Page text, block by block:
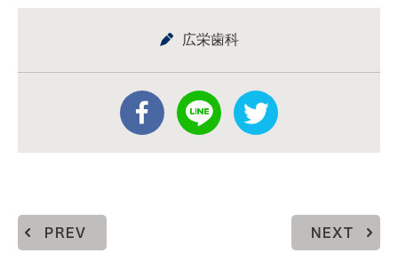
広栄歯科
PREV NEXT